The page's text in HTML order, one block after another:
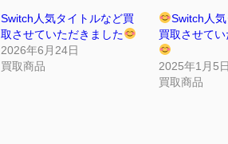
Switch人気タイトルなど買
取させていただきました
2026年6月24日
買取商品
Switch人
買取させて
2025年1月5日
買取商品